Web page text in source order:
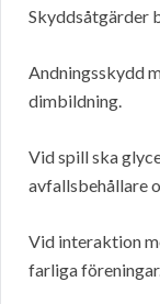
Skyddsåtgärder
Andningsskydd
dimbildning.
Vid spill ska
avfallsbehållare
Vid interaktion
farliga